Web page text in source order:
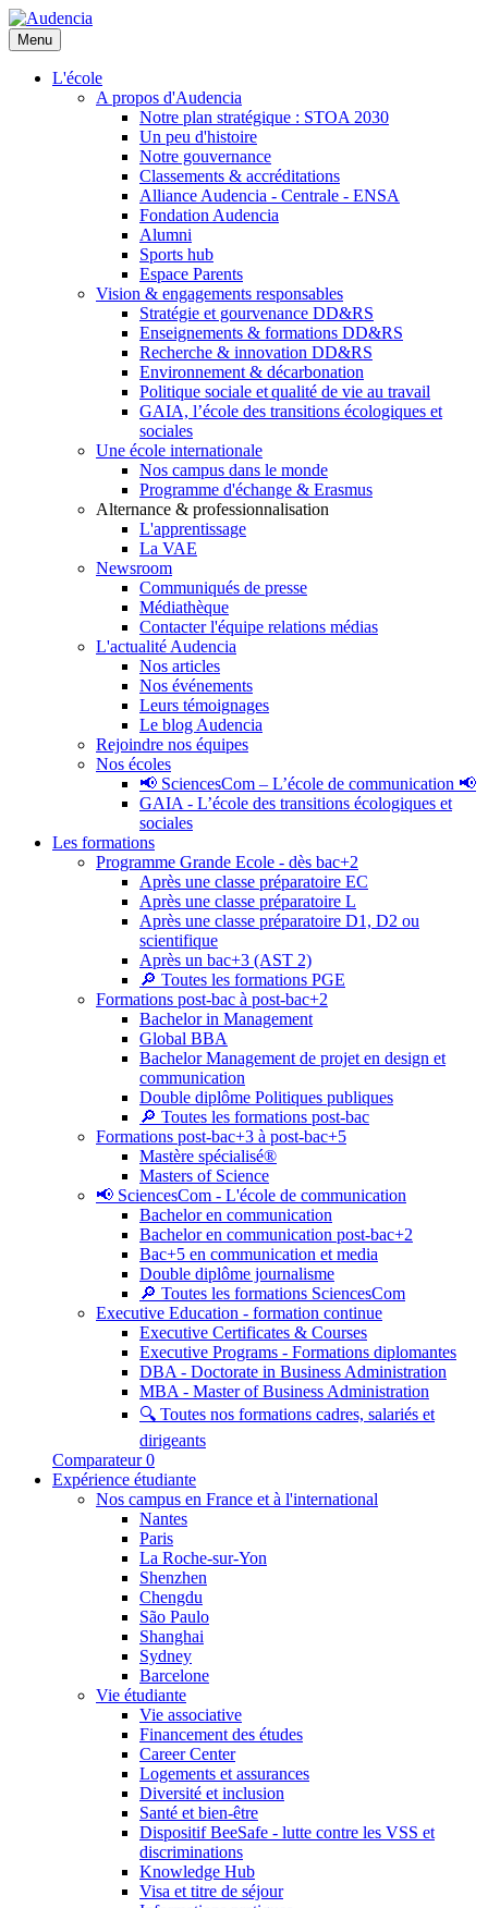
Aller
au
contenu
principal
Menu
L'école
A propos d'Audencia
Notre plan stratégique : STOA 2030
Un peu d'histoire
Notre gouvernance
Classements & accréditations
Alliance Audencia - Centrale - ENSA
Fondation Audencia
Alumni
Sports hub
Espace Parents
Vision & engagements responsables
Stratégie et gourvenance DD&RS
Enseignements & formations DD&RS
Recherche & innovation DD&RS
Environnement & décarbonation
Politique sociale et qualité de vie au travail
GAIA, l’école des transitions écologiques et
sociales
Une école internationale
Nos campus dans le monde
Programme d'échange & Erasmus
Alternance & professionnalisation
L'apprentissage
La VAE
Newsroom
Communiqués de presse
Médiathèque
Contacter l'équipe relations médias
L'actualité Audencia
Nos articles
Nos événements
Leurs témoignages
Le blog Audencia
Rejoindre nos équipes
Nos écoles
📢 SciencesCom – L’école de communication 📢
GAIA - L’école des transitions écologiques et
sociales
Les formations
Programme Grande Ecole - dès bac+2
Après une classe préparatoire EC
Après une classe préparatoire L
Après une classe préparatoire D1, D2 ou
scientifique
Après un bac+3 (AST 2)
🔎 Toutes les formations PGE
Formations post-bac à post-bac+2
Bachelor in Management
Global BBA
Bachelor Management de projet en design et
communication
Double diplôme Politiques publiques
🔎 Toutes les formations post-bac
Formations post-bac+3 à post-bac+5
Mastère spécialisé®
Masters of Science
📢 SciencesCom - L'école de communication
Bachelor en communication
Bachelor en communication post-bac+2
Bac+5 en communication et media
Double diplôme journalisme
🔎 Toutes les formations SciencesCom
Executive Education - formation continue
Executive Certificates & Courses
Executive Programs - Formations diplomantes
DBA - Doctorate in Business Administration
MBA - Master of Business Administration
🔍 Toutes nos formations cadres, salariés et
dirigeants
Comparateur 0
Expérience étudiante
Nos campus en France et à l'international
Nantes
Paris
La Roche-sur-Yon
Shenzhen
Chengdu
São Paulo
Shanghai
Sydney
Barcelone
Vie étudiante
Vie associative
Financement des études
Career Center
Logements et assurances
Diversité et inclusion
Santé et bien-être
Dispositif BeeSafe - lutte contre les VSS et
discriminations
Knowledge Hub
Visa et titre de séjour